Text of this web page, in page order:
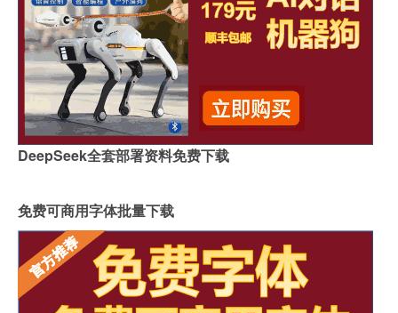
DeepSeek全套部署资料免费下载
免费可商用字体批量下载